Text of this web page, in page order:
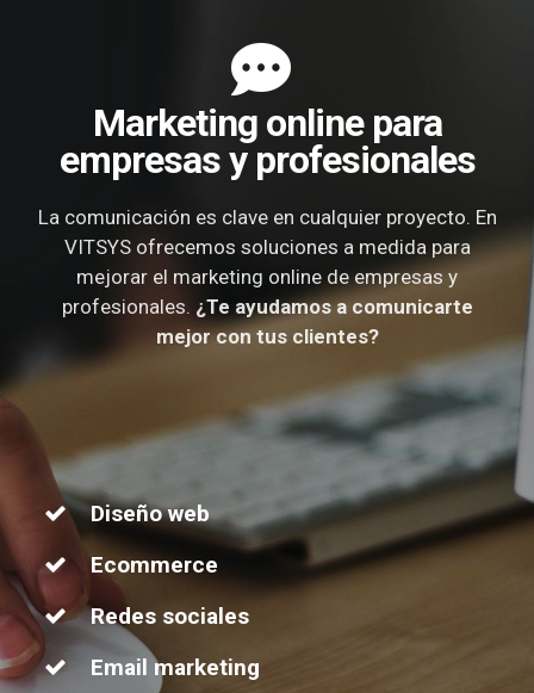
Marketing online para
empresas y profesionales
La comunicación es clave en cualquier proyecto. En
VITSYS ofrecemos soluciones a medida para
mejorar el marketing online de empresas y
profesionales. ¿Te ayudamos a comunicarte
mejor con tus clientes?
Diseño web
Ecommerce
Redes sociales
Email marketing